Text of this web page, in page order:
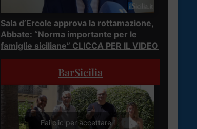
Sala d’Ercole approva la rottamazione,
Abbate: “Norma importante per le
famiglie siciliane” CLICCA PER IL VIDEO
BarSicilia
Fai clic per accettare i